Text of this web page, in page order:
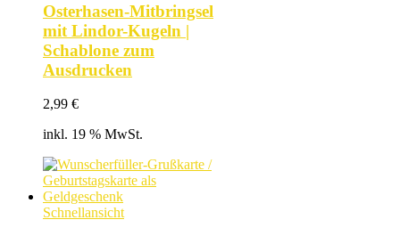
Osterhasen-Mitbringsel
mit Lindor-Kugeln |
Schablone zum
Ausdrucken
2,99 €
inkl. 19 % MwSt.
Schnellansicht